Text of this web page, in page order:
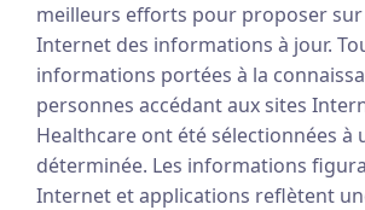
meilleurs efforts pour proposer sur
Internet des informations à jour.
informations portées à la
personnes accédant aux sites
Healthcare ont été sélectionnées à
déterminée. Les informations
Internet et applications reflètent